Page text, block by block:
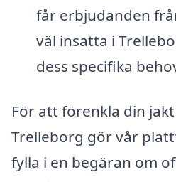
får erbjudanden
väl insatta i
dess specifika
För att förenkla din
Trelleborg gör vår
fylla i en begäran om